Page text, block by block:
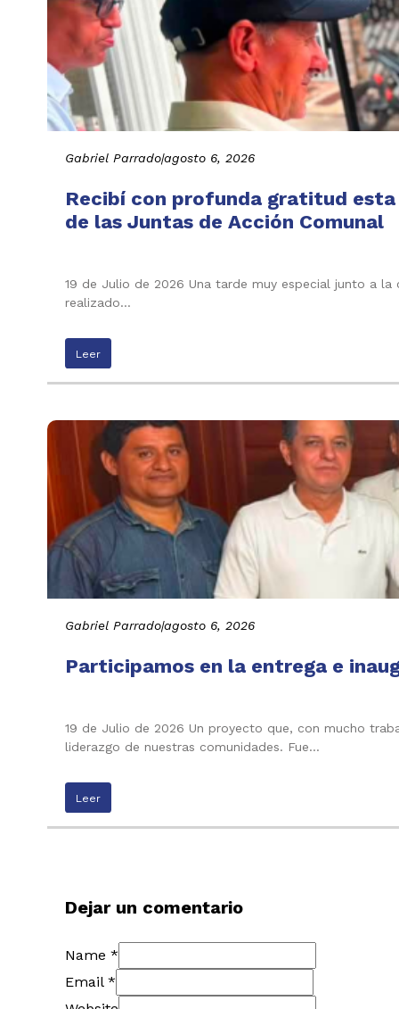
Gabriel Parrado|agosto 6, 2026
Recibí con profunda gratitud
de las Juntas de Acción Comunal
19 de Julio de 2026 Una tarde muy especial junto a
realizado…
Leer
Gabriel Parrado|agosto 6, 2026
Participamos en la entrega e
19 de Julio de 2026 Un proyecto que, con mucho
liderazgo de nuestras comunidades. Fue…
Leer
Dejar un comentario
Name *
Email *